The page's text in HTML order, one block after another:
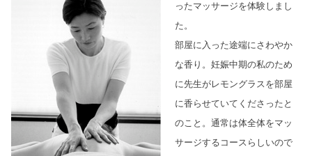
ったマッサージを体験しまし
た。
部屋に入った途端にさわやか
な香り。妊娠中期の私のため
に先生がレモングラスを部屋
に香らせていてくださったと
のこと。通常は体全体をマッ
サージするコースらしいので